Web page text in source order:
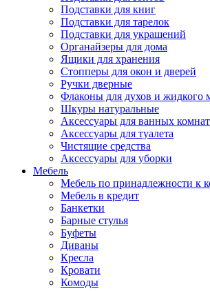
Подставки для книг
Подставки для тарелок
Подставки для украшений
Органайзеры для дома
Ящики для хранения
Стопперы для окон и дверей
Ручки дверные
Флаконы для духов и жидкого
Шкуры натуральные
Аксессуары для ванных комнат
Аксессуары для туалета
Чистящие средства
Аксессуары для уборки
Мебель
Мебель по принадлежности к
Мебель в кредит
Банкетки
Барные стулья
Буфеты
Диваны
Кресла
Кровати
Комоды